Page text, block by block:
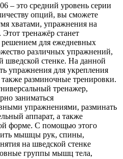
– это средний уровень серии
опций, вы сможете
хватами, упражнения на
тренажёр станет
для ежедневных
различных упражнений,
шведской стенке. На данной
упражнения для укрепления
разминочные тренировки.
тренажер,
заниматься
упражнениями, разминать
аппарат, а также
форме. С помощью этого
мышцы рук, спины,
на шведской стенке
группы мышц тела,